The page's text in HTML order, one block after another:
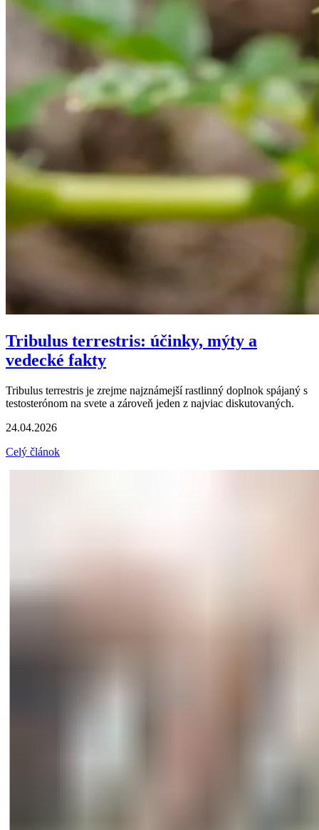
Tribulus terrestris: účinky, mýty a
vedecké fakty
Tribulus terrestris je zrejme najznámejší rastlinný doplnok spájaný s
testosterónom na svete a zároveň jeden z najviac diskutovaných.
24.04.2026
Celý článok